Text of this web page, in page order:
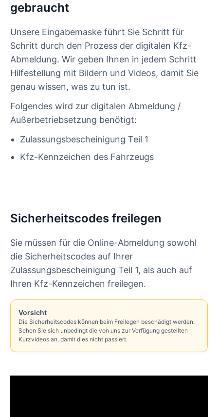
gebraucht
Unsere Eingabemaske führt Sie Schritt für
Schritt durch den Prozess der digitalen Kfz-
Abmeldung. Wir geben Ihnen in jedem Schritt
Hilfestellung mit Bildern und Videos, damit Sie
genau wissen, was zu tun ist.
Folgendes wird zur digitalen Abmeldung /
Außerbetriebsetzung benötigt:
Zulassungsbescheinigung Teil 1
Kfz-Kennzeichen des Fahrzeugs
Sicherheitscodes freilegen
Sie müssen für die Online-Abmeldung sowohl
die Sicherheitscodes auf Ihrer
Zulassungsbescheinigung Teil 1, als auch auf
Ihren Kfz-Kennzeichen freilegen.
Vorsicht
Die Sicherheitscodes können beim Freilegen beschädigt werden.
Sehen Sie sich unbedingt die von uns zur Verfügung gestellten
Kurzvideos an, damit dies nicht passiert.